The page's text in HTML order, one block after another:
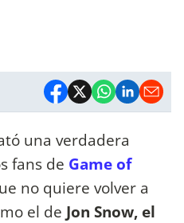
una verdadera
fans de Game of
no quiere volver a
el de Jon Snow, el